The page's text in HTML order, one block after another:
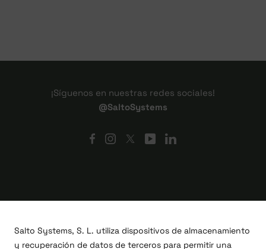
¡Síguenos en nuestras redes sociales!
@SaltoSystems
Salto Systems, S. L. utiliza dispositivos de almacenamiento
y recuperación de datos de terceros para permitir una